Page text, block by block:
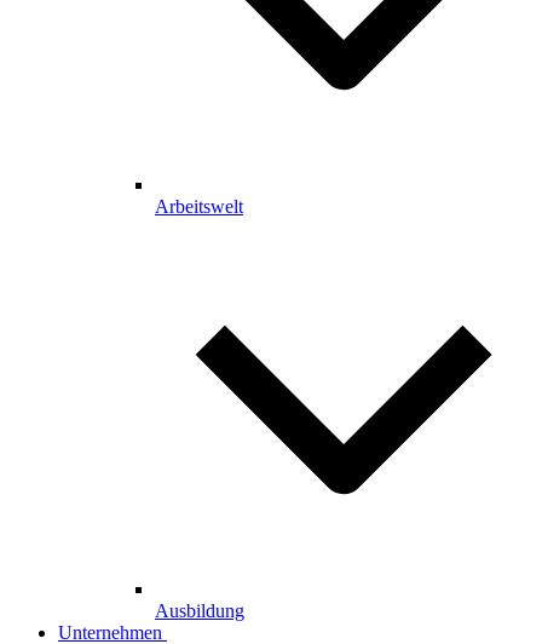
Arbeitswelt
Ausbildung
Unternehmen